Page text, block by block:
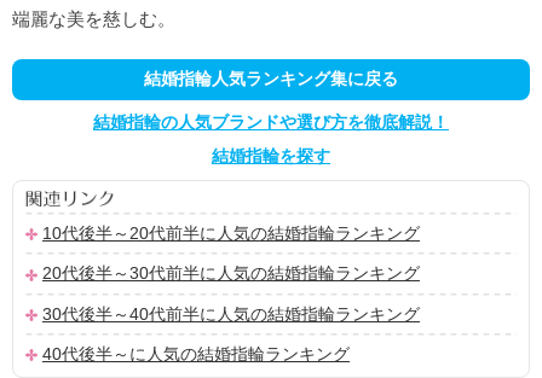
端麗な美を慈しむ。
結婚指輪人気ランキング集に戻る
結婚指輪の人気ブランドや選び方を徹底解説！
結婚指輪を探す
10代後半～20代前半に人気の結婚指輪ランキング
20代後半～30代前半に人気の結婚指輪ランキング
30代後半～40代前半に人気の結婚指輪ランキング
40代後半～に人気の結婚指輪ランキング